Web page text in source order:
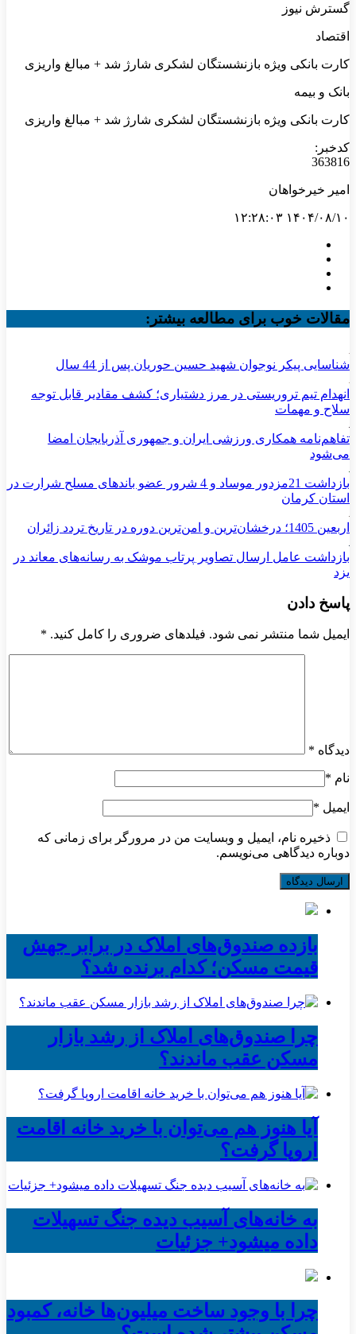
گسترش نیوز
اقتصاد
کارت بانکی ویژه بازنشستگان لشکری شارژ شد + مبالغ واریزی
بانک و بیمه
کارت بانکی ویژه بازنشستگان لشکری شارژ شد + مبالغ واریزی
کدخبر:
363816
امیر خیرخواهان
۱۴۰۴/۰۸/۱۰ ۱۲:۲۸:۰۳
مقالات خوب برای مطالعه بیشتر:
شناسایی پیکر نوجوان شهید حسین حوریان پس از 44 سال
انهدام تیم تروریستی در مرز دشتیاری؛ کشف مقادیر قابل توجه
سلاح و مهمات
تفاهم‌نامه همکاری ورزشی ایران و جمهوری آذربایجان امضا
می‌شود
بازداشت 21مزدور موساد و 4 شرور عضو باندهای مسلح شرارت در
استان کرمان
اربعین 1405؛ درخشان‌ترین و امن‌ترین دوره در تاریخ تردد زائران
بازداشت عامل ارسال تصاویر پرتاب موشک به رسانه‌های معاند در
یزد
پاسخ دادن
ایمیل شما منتشر نمی شود. فیلدهای ضروری را کامل کنید. *
دیدگاه *
نام *
ایمیل *
ذخیره نام، ایمیل و وبسایت من در مرورگر برای زمانی که
دوباره دیدگاهی می‌نویسم.
بازده صندوق‌های املاک در برابر جهش
قیمت مسکن؛ کدام برنده شد؟
چرا صندوق‌های املاک از رشد بازار
مسکن عقب ماندند؟
آیا هنوز هم می‌توان با خرید خانه اقامت
اروپا گرفت؟
به خانه‌های آسیب دیده جنگ تسهیلات
داده میشود+ جزئیات
چرا با وجود ساخت میلیون‌ها خانه، کمبود